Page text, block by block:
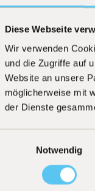
Diese Webseite
Wir verwenden
und die Zugriffe auf
Website an unsere
möglicherweise mit
der Dienste
Notwendig